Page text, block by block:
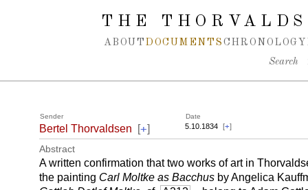
Spring navigation over
THE
ABOUT DOCUMENTS CHRONOLOGY
Search
Sender Date
Bertel Thorvaldsen [+] 5.10.1834 [+]
Abstract
A written confirmation that two works of art in
the painting Carl Moltke as Bacchus by Angelica